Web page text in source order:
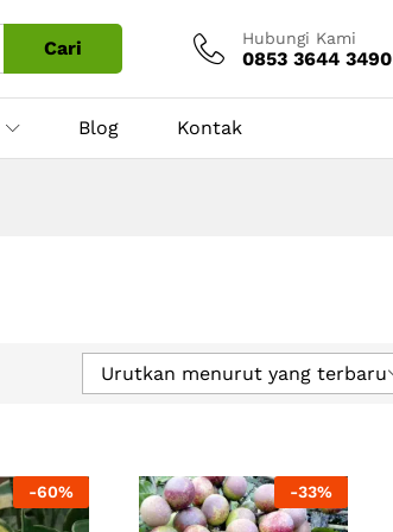
Cari Hubungi Kami
0853 3644 3490
Blog Kontak
Urutkan menurut yang terbaru
-60% -33%